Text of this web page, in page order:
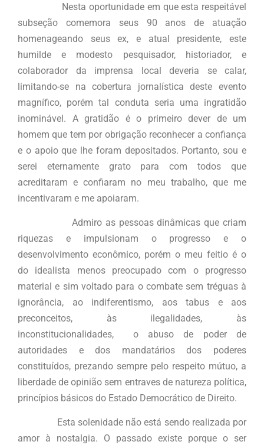
Nesta oportunidade em que esta respeitável
subseção comemora seus 90 anos de atuação
homenageando seus ex, e atual presidente, este
humilde e modesto pesquisador, historiador, e
colaborador da imprensa local deveria se calar,
limitando-se na cobertura jornalística deste evento
magnífico, porém tal conduta seria uma ingratidão
inominável. A gratidão é o primeiro dever de um
homem que tem por obrigação reconhecer a confiança
e o apoio que lhe foram depositados. Portanto, sou e
serei eternamente grato para com todos que
acreditaram e confiaram no meu trabalho, que me
incentivaram e me apoiaram.
Admiro as pessoas dinâmicas que criam
riquezas e impulsionam o progresso e o
desenvolvimento econômico, porém o meu feitio é o
do idealista menos preocupado com o progresso
material e sim voltado para o combate sem tréguas à
ignorância, ao indiferentismo, aos tabus e aos
preconceitos, às ilegalidades, às
inconstitucionalidades, o abuso de poder de
autoridades e dos mandatários dos poderes
constituídos, prezando sempre pelo respeito mútuo, a
liberdade de opinião sem entraves de natureza política,
princípios básicos do Estado Democrático de Direito.
Esta solenidade não está sendo realizada por
amor à nostalgia. O passado existe porque o ser